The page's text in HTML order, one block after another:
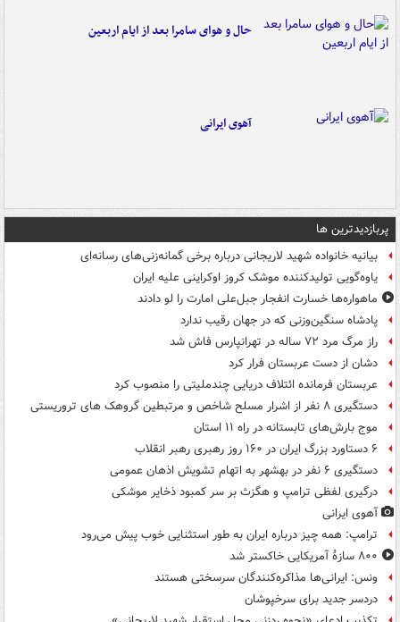
حال و هوای سامرا بعد از ایام اربعین
آهوی ایرانی
پربازدیدترین ها
بیانیه خانواده شهید لاریجانی درباره برخی گمانه‌زنی‌های رسانه‌ای
یاوه‌گویی تولیدکننده موشک کروز اوکراینی علیه ایران
ماهواره‌ها خسارت انفجار جبل‌علی امارت را لو دادند
پادشاه سنگین‌وزنی که در جهان رقیب ندارد
راز مرگ مرد ۷۲ ساله در تهرانپارس فاش شد
دشان از دست عربستان فرار کرد
عربستان فرمانده ائتلاف دریایی چندملیتی را منصوب کرد
دستگیری ۸ نفر از اشرار مسلح شاخص و مرتبطین گروهک های تروریستی
موج بارش‌های تابستانه در راه ۱۱ استان
۶ دستاورد بزرگ ایران در ۱۶۰ روز رهبری رهبر انقلاب
دستگیری ۶ نفر در بهشهر به اتهام تشویش اذهان عمومی
درگیری لفظی ترامپ و هگزث بر سر کمبود ذخایر موشکی
آهوی ایرانی
ترامپ: همه چیز درباره ایران به طور استثنایی خوب پیش می‌رود
۸۰۰ سازۀ آمریکایی خاکستر شد
ونس: ایرانی‌ها مذاکره‌کنندگان سرسختی هستند
دردسر جدید برای سرخپوشان